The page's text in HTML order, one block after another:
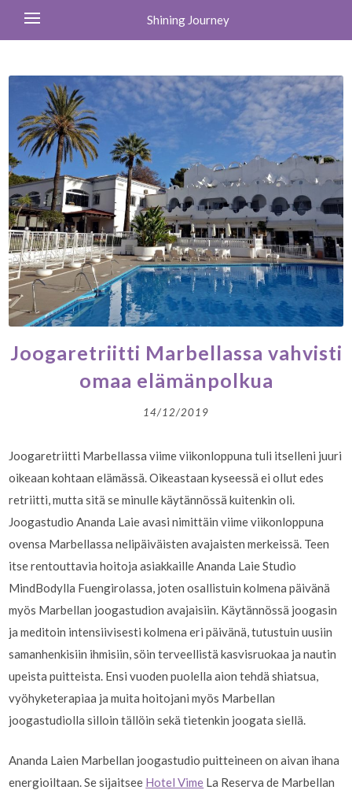
Shining Journey
Joogaretriitti Marbellassa vahvisti
omaa elämänpolkua
14/12/2019
Joogaretriitti Marbellassa viime viikonloppuna tuli itselleni juuri
oikeaan kohtaan elämässä. Oikeastaan kyseessä ei ollut edes
retriitti, mutta sitä se minulle käytännössä kuitenkin oli.
Joogastudio Ananda Laie avasi nimittäin viime viikonloppuna
ovensa Marbellassa nelipäiväisten avajaisten merkeissä. Teen
itse rentouttavia hoitoja asiakkaille Ananda Laie Studio
MindBodylla Fuengirolassa, joten osallistuin kolmena päivänä
myös Marbellan joogastudion avajaisiin. Käytännössä joogasin
ja meditoin intensiivisesti kolmena eri päivänä, tutustuin uusiin
samanhenkisiin ihmisiin, söin terveellistä kasvisruokaa ja nautin
upeista puitteista. Ensi vuoden puolella aion tehdä shiatsua,
vyöhyketerapiaa ja muita hoitojani myös Marbellan
joogastudiolla silloin tällöin sekä tietenkin joogata siellä.
Ananda Laien Marbellan joogastudio puitteineen on aivan ihana
energioiltaan. Se sijaitsee Hotel Vime La Reserva de Marbellan